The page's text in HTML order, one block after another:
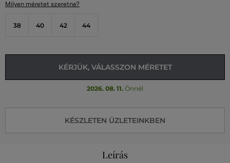
Milyen méretet szeretne?
38 40 42 44
KÉRJÜK, VÁLASSZON MÉRETET
2026. 08. 11. Önnél
KÉSZLETEN ÜZLETEINKBEN
Leírás